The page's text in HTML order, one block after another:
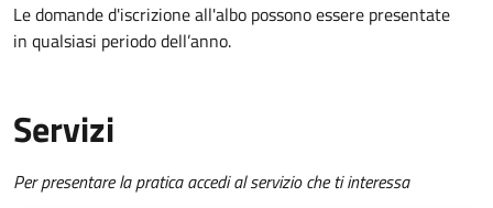
Le domande d'iscrizione all'albo possono essere presentate
in qualsiasi periodo dell’anno.
Servizi
Per presentare la pratica accedi al servizio che ti interessa